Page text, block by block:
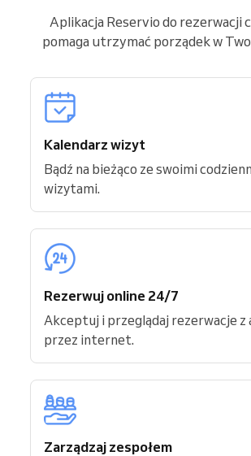
Aplikacja Reservio do rezerwacji
pomaga utrzymać porządek w
Kalendarz wizyt
Bądź na bieżąco ze swoimi
wizytami.
Rezerwuj online 24/7
Akceptuj i przeglądaj rezerwacje z
przez internet.
Zarządzaj zespołem